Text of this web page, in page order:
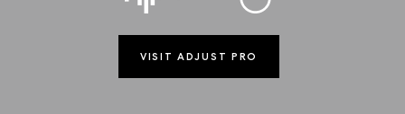
VISIT ADJUST PRO